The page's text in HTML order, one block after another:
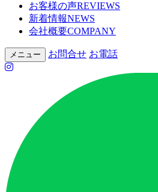
お客様の声REVIEWS
新着情報NEWS
会社概要COMPANY
メニュー お問合せ お電話